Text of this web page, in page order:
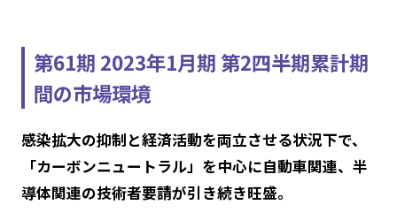
第61期 2023年1月期 第2四半期累計期
間の市場環境
感染拡大の抑制と経済活動を両立させる状況下で、
「カーボンニュートラル」を中心に自動車関連、半
導体関連の技術者要請が引き続き旺盛。